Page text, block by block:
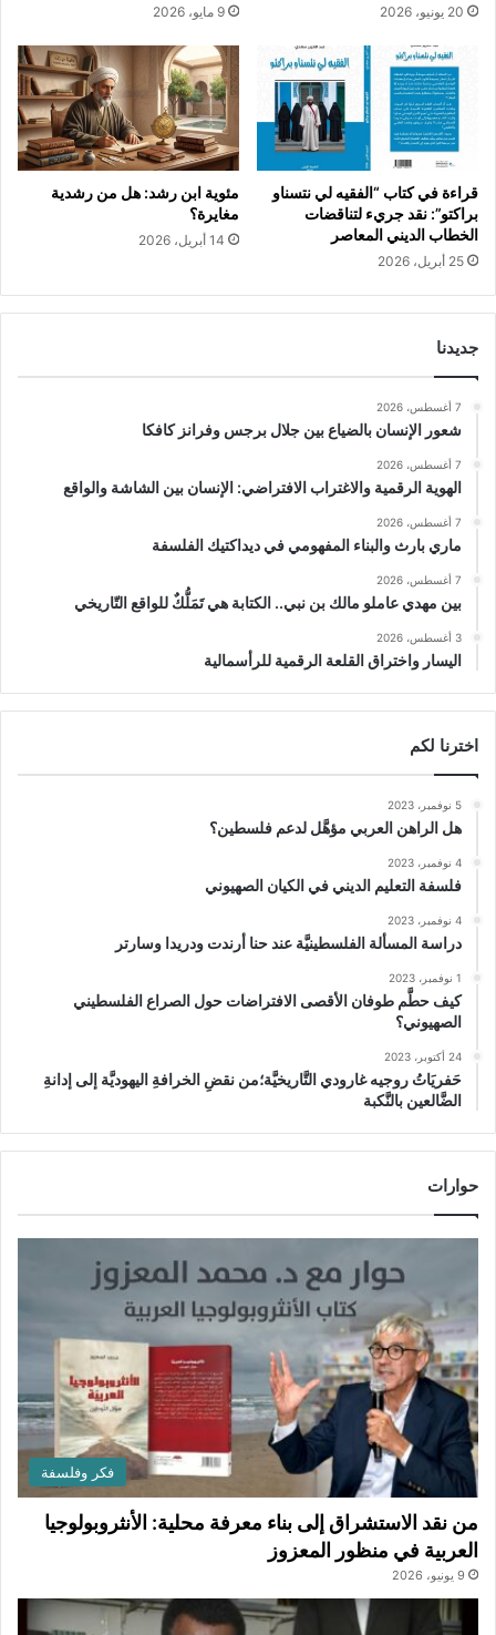
20 يونيو، 2026 9 مايو، 2026
قراءة في كتاب “الفقيه لي نتسناو
براكتو”: نقد جريء لتناقضات
الخطاب الديني المعاصر
25 أبريل، 2026
مئوية ابن رشد: هل من رشدية
مغايرة؟
14 أبريل، 2026
جديدنا
7 أغسطس، 2026
شعور الإنسان بالضياع بين جلال برجس وفرانز كافكا
7 أغسطس، 2026
الهوية الرقمية والاغتراب الافتراضي: الإنسان بين الشاشة والواقع
7 أغسطس، 2026
ماري بارث والبناء المفهومي في ديداكتيك الفلسفة
7 أغسطس، 2026
بين مهدي عاملو مالك بن نبي.. الكتابة هي تَمَلُّكٌ للواقع التّاريخي
3 أغسطس، 2026
اليسار واختراق القلعة الرقمية للرأسمالية
اخترنا لكم
5 نوفمبر، 2023
هل الراهن العربي مؤهَّل لدعم فلسطين؟
4 نوفمبر، 2023
فلسفة التعليم الديني في الكيان الصهيوني
4 نوفمبر، 2023
دراسة المسألة الفلسطينيَّة عند حنا أرندت ودريدا وسارتر
1 نوفمبر، 2023
كيف حطَّم طوفان الأقصى الافتراضات حول الصراع الفلسطيني
الصهيوني؟
24 أكتوبر، 2023
حَفريَاتُ روجيه غارودي التَّاريخيَّة؛من نقضِ الخرافةِ اليهوديَّة إلى إدانةِ
الضَّالعين بالنَّكبة
حوارات
فكر وفلسفة
من نقد الاستشراق إلى بناء معرفة محلية: الأنثروبولوجيا
العربية في منظور المعزوز
9 يونيو، 2026